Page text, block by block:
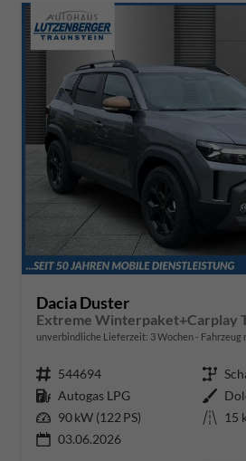
Dacia Duster
Extreme Winterpaket+Carplay
unverbindliche Lieferzeit: 3 Wochen Fahrzeug
Fahrzeugnr. 544694 Getriebe
Kraftstoff Autogas LPG Außenfarbe
Leistung 90 kW (122 PS) Kilometerstand 15
03.06.2026